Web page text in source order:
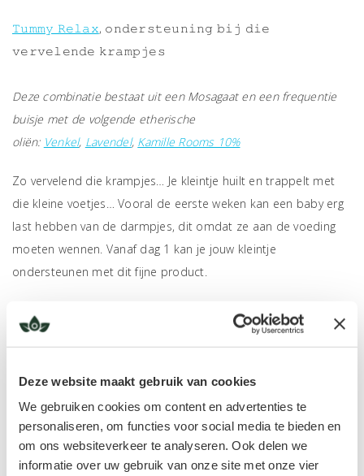
Deze website maakt gebruik van cookies
We gebruiken cookies om content en advertenties te
personaliseren, om functies voor social media te bieden en
om ons websiteverkeer te analyseren. Ook delen we
informatie over uw gebruik van onze site met onze vier
𝚃𝚞𝚖𝚖𝚢 𝚁𝚎𝚕𝚊𝚡, 𝚘𝚗𝚍𝚎𝚛𝚜𝚝𝚎𝚞𝚗𝚒𝚗𝚐 𝚋𝚒𝚓 𝚍𝚒𝚎
𝚟𝚎𝚛𝚟𝚎𝚕𝚎𝚗𝚍𝚎 𝚔𝚛𝚊𝚖𝚙𝚓𝚎𝚜
Deze combinatie bestaat uit een Mosagaat en een frequentie
buisje met de volgende etherische
oliën: Venkel, Lavendel, Kamille Rooms 10%
Zo vervelend die krampjes… Je kleintje huilt en trappelt met
die kleine voetjes… Vooral de eerste weken kan een baby erg
last hebben van de darmpjes, dit omdat ze aan de voeding
moeten wennen. Vanaf dag 1 kan je jouw kleintje
ondersteunen met dit fijne product.